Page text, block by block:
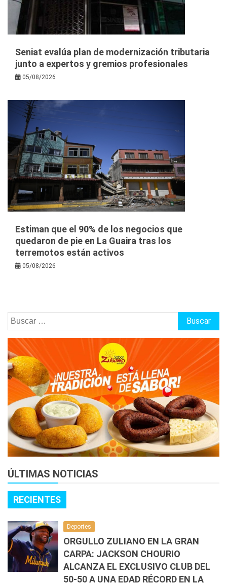
Seniat evalúa plan de modernización tributaria
junto a expertos y gremios profesionales
05/08/2026
Estiman que el 90% de los negocios que
quedaron de pie en La Guaira tras los
terremotos están activos
05/08/2026
Buscar:
ÚLTIMAS NOTICIAS
RECIENTES
Deportes
ORGULLO ZULIANO EN LA GRAN
CARPA: JACKSON CHOURIO
ALCANZA EL EXCLUSIVO CLUB DEL
50-50 A UNA EDAD RÉCORD EN LA